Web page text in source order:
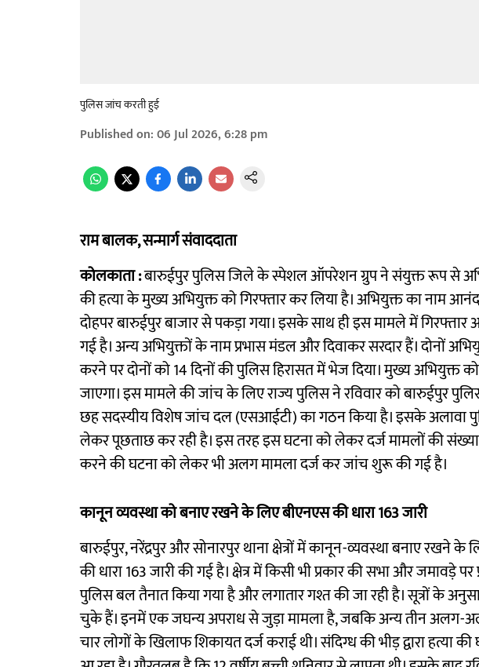
पुलिस जांच करती हुई
Published on:06 Jul 2026, 6:28 pm
राम बालक, सन्मार्ग संवाददाता
कोलकाता :बारुईपुर पुलिस जिले के स्पेशल ऑपरेशन ग्रुप ने संयुक्त रूप से
की हत्या के मुख्य अभियुक्त को गिरफ्तार कर लिया है। अभियुक्त का नाम
दोहपर बारुईपुर बाजार से पकड़ा गया। इसके साथ ही इस मामले में गिरफ्तार
गई है। अन्य अभियुक्तों के नाम प्रभास मंडल और दिवाकर सरदार हैं। दोनों
करने पर दोनों को 14 दिनों की पुलिस हिरासत में भेज‌ दिया। मुख्य अभियुक्त
जाएगा। इस मामले की जांच के लिए राज्य पुलिस ने रविवार को बारुईपुर
छह सदस्यीय विशेष जांच दल (एसआईटी) का गठन किया है। इसके अलावा
लेकर पूछताछ कर रही है। इस तरह इस घटना को लेकर दर्ज मामलों की
करने की घटना को लेकर भी अलग मामला दर्ज कर जांच शुरू की गई है।
कानून व्यवस्था को बनाए रखने के लिए बीएनएस की धारा 163 जारी
बारुईपुर, नरेंद्रपुर और सोनारपुर थाना क्षेत्रों में कानून-व्यवस्था बनाए रखने के
की धारा 163 जारी की गई है। क्षेत्र में किसी भी प्रकार की सभा और जमावड़े
पुलिस बल तैनात किया गया है और लगातार गश्त की जा रही है। सूत्रों के
चुके हैं। इनमें एक जघन्य अपराध से जुड़ा मामला है, जबकि अन्य तीन अलग-
चार लोगों के खिलाफ शिकायत दर्ज कराई थी। संदिग्ध की भीड़ द्वारा हत्या